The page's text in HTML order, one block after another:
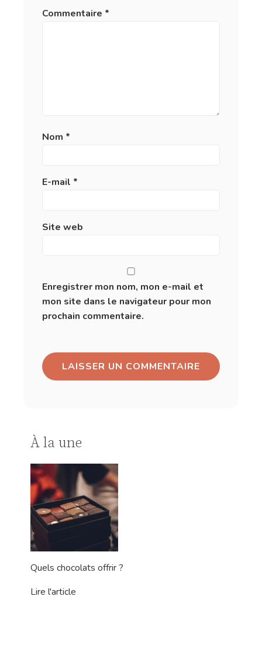
Commentaire *
Nom *
E-mail *
Site web
Enregistrer mon nom, mon e-mail et
mon site dans le navigateur pour mon
prochain commentaire.
À la une
Quels chocolats offrir ?
Lire l'article